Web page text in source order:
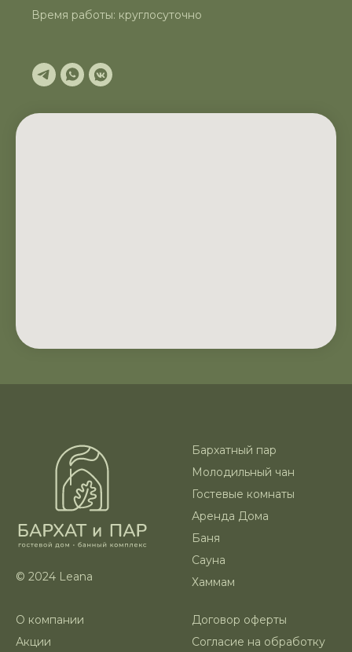
Время работы: круглосуточно
© 2024 Leana
Бархатный пар
Молодильный чан
Гостевые комнаты
Аренда Дома
Баня
Сауна
Хаммам
О компании
Акции
Договор оферты
Согласие на обработку